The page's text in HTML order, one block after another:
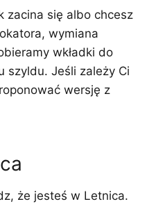
zacina się albo chcesz
wymiana
wkładki do
szyldu. Jeśli zależy Ci
wersję z
że jesteś w Letnica.